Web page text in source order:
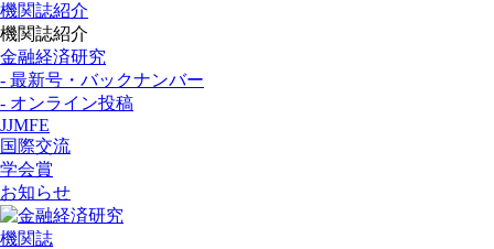
機関誌紹介
機関誌紹介
金融経済研究
- 最新号・バックナンバー
- オンライン投稿
JJMFE
国際交流
学会賞
お知らせ
機関誌